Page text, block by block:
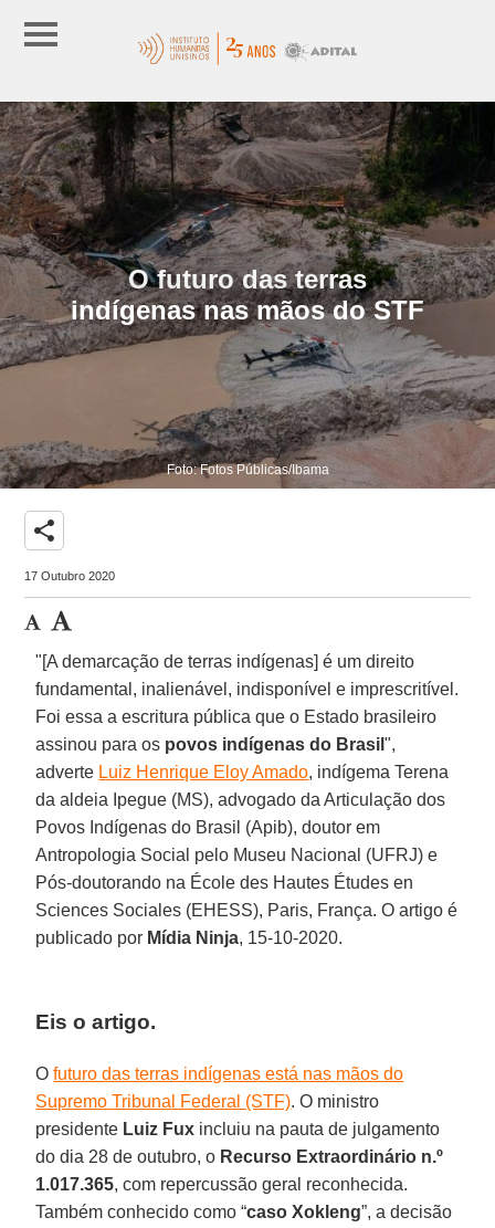
O futuro das terras
indígenas nas mãos do STF
Foto: Fotos Públicas/Ibama
share
17 Outubro 2020
"[A demarcação de terras indígenas] é um direito
fundamental, inalienável, indisponível e imprescritível.
Foi essa a escritura pública que o Estado brasileiro
assinou para os povos indígenas do Brasil",
adverte Luiz Henrique Eloy Amado, indígema Terena
da aldeia Ipegue (MS), advogado da Articulação dos
Povos Indígenas do Brasil (Apib), doutor em
Antropologia Social pelo Museu Nacional (UFRJ) e
Pós-doutorando na École des Hautes Études en
Sciences Sociales (EHESS), Paris, França. O artigo é
publicado por Mídia Ninja, 15-10-2020.
Eis o artigo.
Ofuturo das terras indígenas está nas mãos do
Supremo Tribunal Federal (STF). O ministro
presidente Luiz Fux incluiu na pauta de julgamento
do dia 28 de outubro, o Recurso Extraordinário n.º
1.017.365, com repercussão geral reconhecida.
Também conhecido como “caso Xokleng”, a decisão